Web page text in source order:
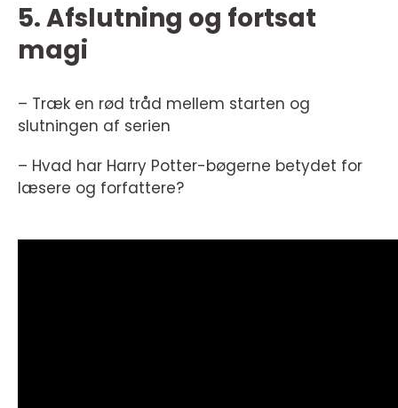
5. Afslutning og fortsat
magi
– Træk en rød tråd mellem starten og
slutningen af serien
– Hvad har Harry Potter-bøgerne betydet for
læsere og forfattere?